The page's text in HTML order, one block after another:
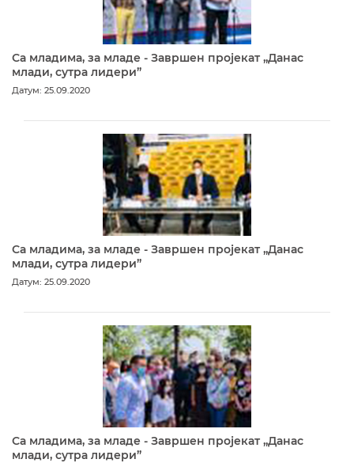
Са младима, за младе - Завршен пројекат „Данас
млади, сутра лидери”
Датум: 25.09.2020
Са младима, за младе - Завршен пројекат „Данас
млади, сутра лидери”
Датум: 25.09.2020
Са младима, за младе - Завршен пројекат „Данас
млади, сутра лидери”